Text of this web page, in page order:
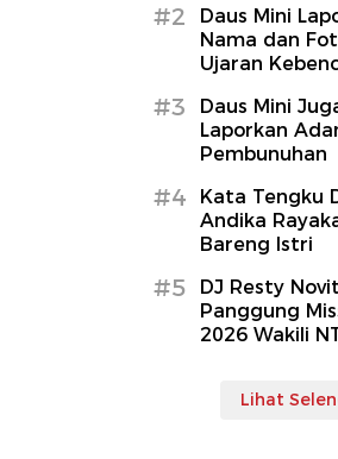
#2
Daus Mini
Nama dan
Ujaran
#3
Daus Mini
Laporkan
Pembunuhan
#4
Kata Tengku
Andika
Bareng Istri
#5
DJ Resty
Panggung
2026 Wakili
Lihat